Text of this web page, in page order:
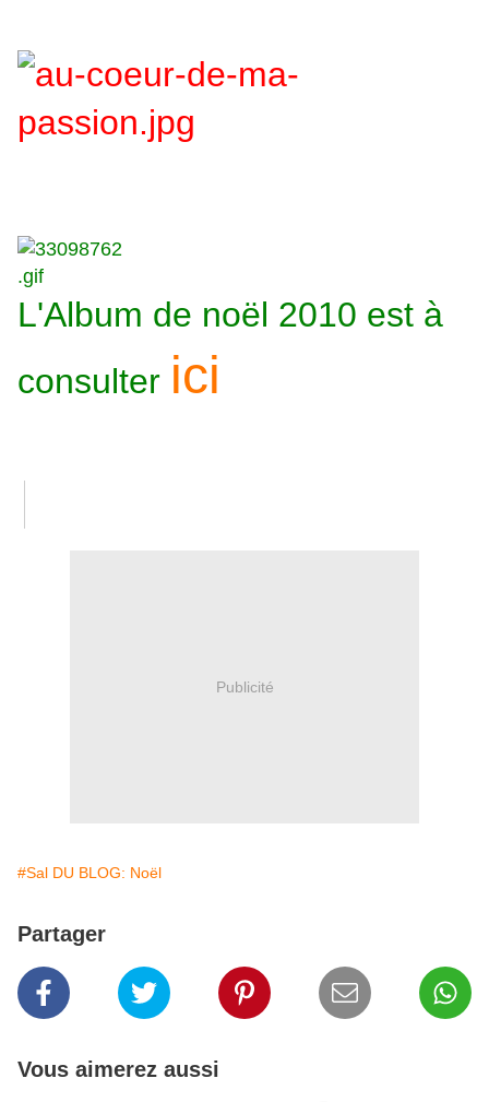
L'Album de noël 2010 est à
consulter ici
Publicité
#Sal DU BLOG: Noël
Partager
Vous aimerez aussi